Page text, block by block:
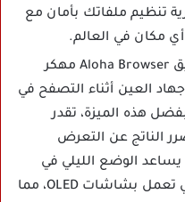
تنظيم ملفاتك بأمان مع
مكان في العالم.
يدعم تطبيق Aloha Browser مهكر
العين أثناء التصفح في
هذه الميزة، تقدر
الناتج عن التعرض
يساعد الوضع الليلي في
توفير الطاقة على الأجهزة التي تعمل بشاشات OLED، مما